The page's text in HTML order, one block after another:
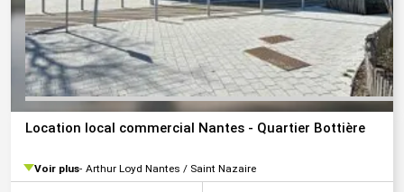
Location local commercial Nantes - Quartier Bottière
Voir plus Arthur Loyd Nantes / Saint Nazaire